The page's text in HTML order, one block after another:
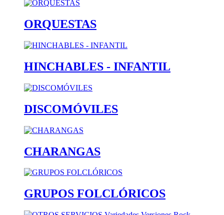
ORQUESTAS
HINCHABLES - INFANTIL
DISCOMÓVILES
CHARANGAS
GRUPOS FOLCLÓRICOS